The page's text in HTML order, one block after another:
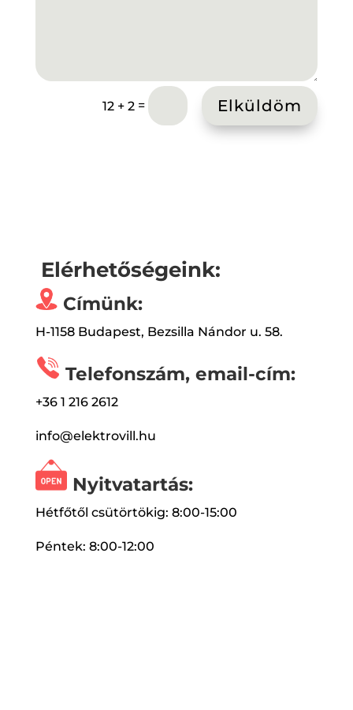
12 + 2 = Elküldöm
Elérhetőségeink:
Címünk:
H-1158 Budapest, Bezsilla Nándor u. 58.
Telefonszám, email-cím:
+36 1 216 2612
info@elektrovill.hu
Nyitvatartás:
Hétfőtől csütörtökig: 8:00-15:00
Péntek: 8:00-12:00